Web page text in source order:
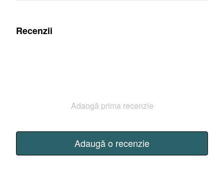
Recenzii
Adaogă prima recenzie
Adaugă o recenzie